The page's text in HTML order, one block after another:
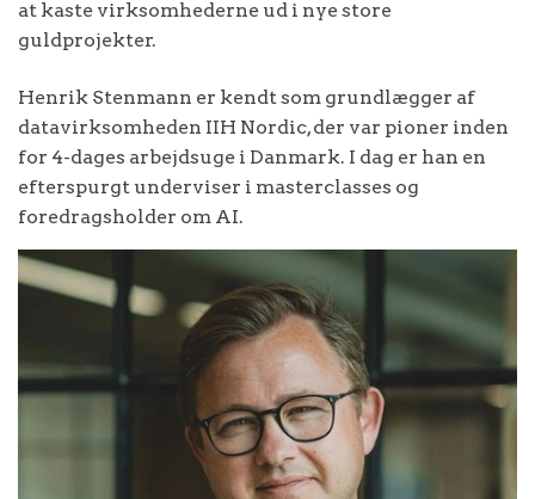
at kaste virksomhederne ud i nye store
guldprojekter.
Henrik Stenmann er kendt som grundlægger af
datavirksomheden IIH Nordic, der var pioner inden
for 4-dages arbejdsuge i Danmark. I dag er han en
efterspurgt underviser i masterclasses og
foredragsholder om AI.